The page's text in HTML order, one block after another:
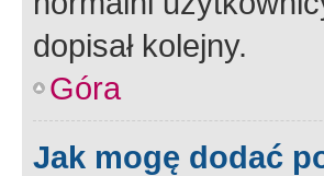
dopisał kolejny.
Góra
Jak mogę dodać